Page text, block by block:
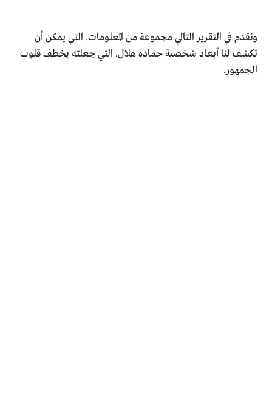
ونقدم في التقرير التالي مجموعة من المعلومات. التي يمكن أن
‏تكشف لنا أبعاد شخصية حمادة هلال. التي جعلته يخطف قلوب
‏الجمهور.‏